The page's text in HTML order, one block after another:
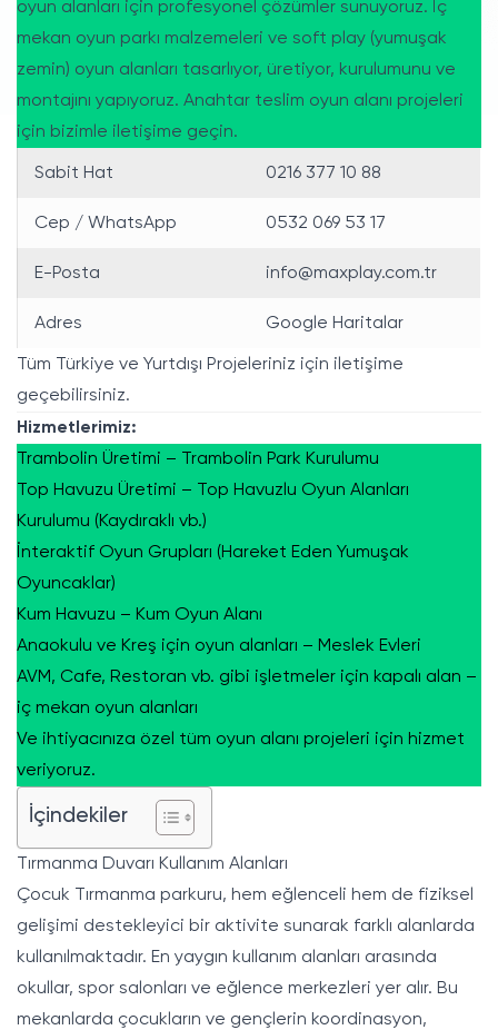
oyun alanları için profesyonel çözümler sunuyoruz. İç
mekan oyun parkı malzemeleri ve soft play (yumuşak
zemin) oyun alanları tasarlıyor, üretiyor, kurulumunu ve
montajını yapıyoruz. Anahtar teslim oyun alanı projeleri
için bizimle iletişime geçin.
Sabit Hat 0216 377 10 88
Cep / WhatsApp 0532 069 53 17
E-Posta info@maxplay.com.tr
Adres Google Haritalar
Tüm Türkiye ve Yurtdışı Projeleriniz için iletişime
geçebilirsiniz.
Hizmetlerimiz:
Trambolin Üretimi – Trambolin Park Kurulumu
Top Havuzu Üretimi – Top Havuzlu Oyun Alanları
Kurulumu (Kaydıraklı vb.)
İnteraktif Oyun Grupları (Hareket Eden Yumuşak
Oyuncaklar)
Kum Havuzu – Kum Oyun Alanı
Anaokulu ve Kreş için oyun alanları – Meslek Evleri
AVM, Cafe, Restoran vb. gibi işletmeler için kapalı alan –
iç mekan oyun alanları
Ve ihtiyacınıza özel tüm oyun alanı projeleri için hizmet
veriyoruz.
İçindekiler
Tırmanma Duvarı Kullanım Alanları
Çocuk Tırmanma parkuru, hem eğlenceli hem de fiziksel
gelişimi destekleyici bir aktivite sunarak farklı alanlarda
kullanılmaktadır. En yaygın kullanım alanları arasında
okullar, spor salonları ve eğlence merkezleri yer alır. Bu
mekanlarda çocukların ve gençlerin koordinasyon,